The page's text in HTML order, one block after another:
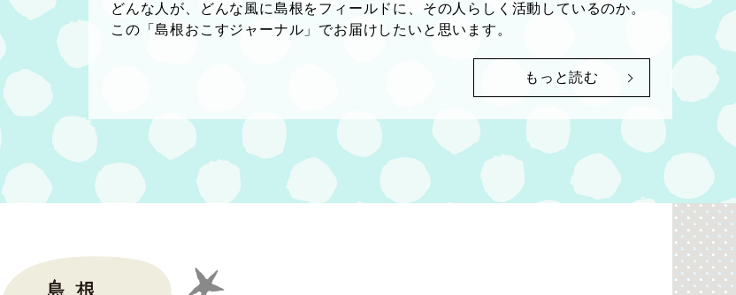
どんな人が、どんな風に島根をフィールドに、その人らしく活動しているのか。
この「島根おこすジャーナル」でお届けしたいと思います。
もっと読む